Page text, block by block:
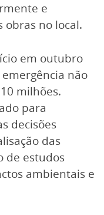
e
obras no local.
em outubro
não
milhões.
para
decisões
das
de estudos
ambientais e